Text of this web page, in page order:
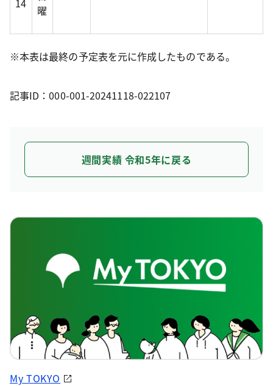
14
曜
※本表は最終の予定表を元に作成したものである。
記事ID：000-001-20241118-022107
週間実績 令和5年に戻る
My TOKYO